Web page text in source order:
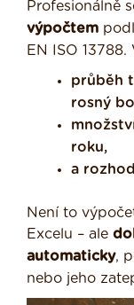
Profesionálně
výpočtem
EN ISO
průběh
rosný
roku,
a
Není to
Excelu – ale
automaticky,
nebo jeho